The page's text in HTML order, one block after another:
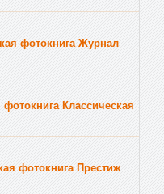
фотокнига Журнал
Классическая
фотокнига Престиж